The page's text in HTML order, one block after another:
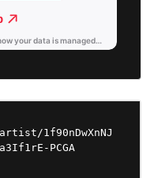
1f90nDwXnNJ
PCGA